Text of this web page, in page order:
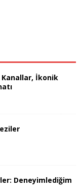
Kanallar, İkonik
Deneyimlediğim